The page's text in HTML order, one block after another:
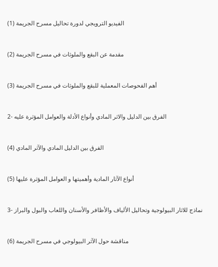
(1) الفيديو الترويجي لدورة تحاليل مسرح الجريمة
(2) مقدمة عن البقع والملوثات في مسرح الجريمة
(3) أهم الفحوصات المعملية للبقع والملوثات في مسرح الجريمة
2- الفرق بين الدليل والاثر المادي وأنواع الأدلة والعوامل المؤثرة عليه
(4) الفرق بين الدليل المادي والآثر المادي
(5) أنواع الآثار المادية وأهميتها و العوامل المؤثرة عليها
3- نماذج للاثار البيولوجية وتحاليل الألياف والأظافر والأسنان واللعاب والبول والبراز
(6) مناقشة حول الآثر البيولوجي في مسرح الجريمة